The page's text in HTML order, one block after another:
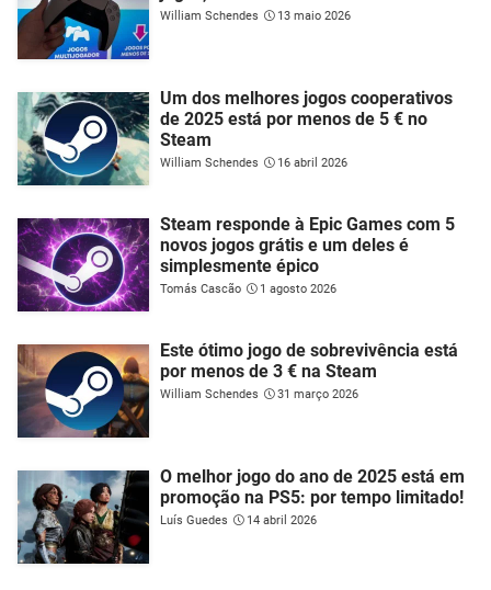
William Schendes 13 maio 2026
Um dos melhores jogos cooperativos
de 2025 está por menos de 5 € no
Steam
William Schendes 16 abril 2026
Steam responde à Epic Games com 5
novos jogos grátis e um deles é
simplesmente épico
Tomás Cascão 1 agosto 2026
Este ótimo jogo de sobrevivência está
por menos de 3 € na Steam
William Schendes 31 março 2026
O melhor jogo do ano de 2025 está em
promoção na PS5: por tempo limitado!
Luís Guedes 14 abril 2026